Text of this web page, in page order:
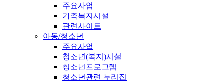
주요사업
가족복지시설
관련사이트
아동/청소년
주요사업
청소년(복지)시설
청소년프로그램
청소년관련 누리집